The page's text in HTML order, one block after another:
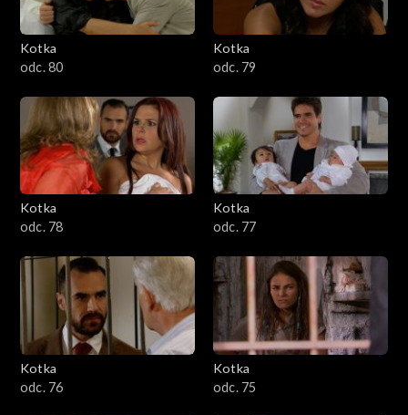
Kotka
odc. 80
Kotka
odc. 79
Kotka
odc. 78
Kotka
odc. 77
Kotka
odc. 76
Kotka
odc. 75